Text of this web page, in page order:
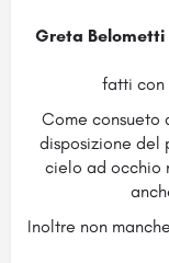
Greta Belometti
fatti con
Come consueto
disposizione del
cielo ad occhio
Inoltre non